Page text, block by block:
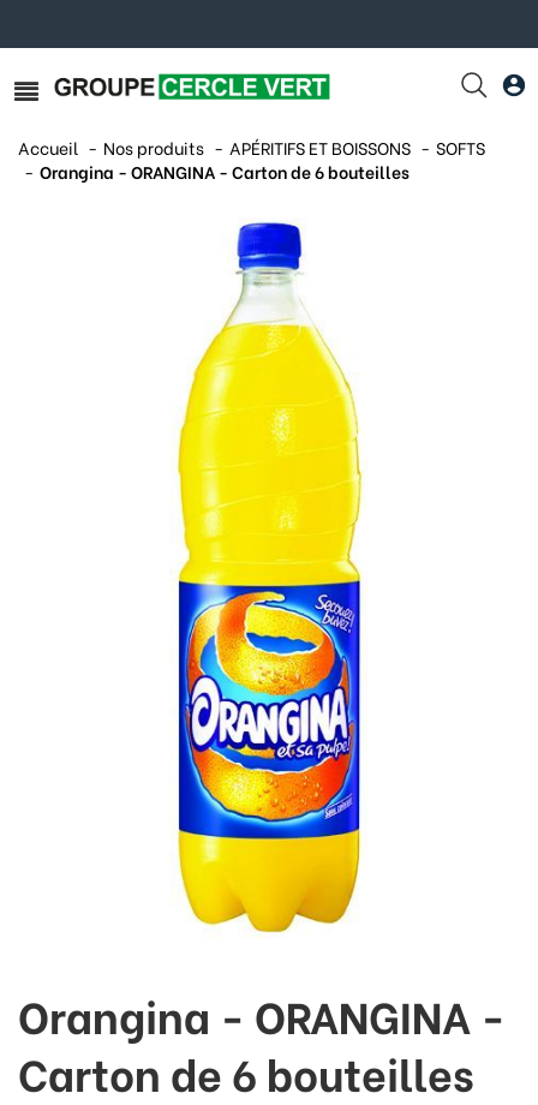
Accueil Nos produits APÉRITIFS ET BOISSONS
SOFTS
Orangina - ORANGINA - Carton de 6 bouteilles
Orangina - ORANGINA -
Carton de 6 bouteilles